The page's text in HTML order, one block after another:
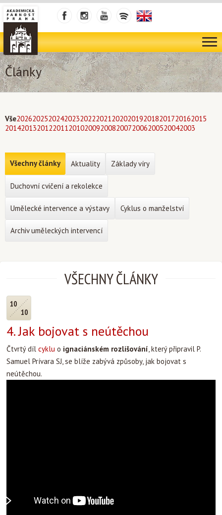
Články
Vše202620252024202320222021202020192018201720162015
201420132012201120102009200820072006200520042003
VŠECHNY ČLÁNKY
10
10
4. Jak bojovat s neútěchou
Čtvrtý díl cyklu o ignaciánském rozlišování, který připravil P.
Samuel Prívara SJ, se blíže zabývá způsoby, jak bojovat s
neútěchou.
Všechny články Aktuality Základy víry
Duchovní cvičení a rekolekce
Umělecké intervence a výstavy Cyklus o manželství
Archiv uměleckých intervencí